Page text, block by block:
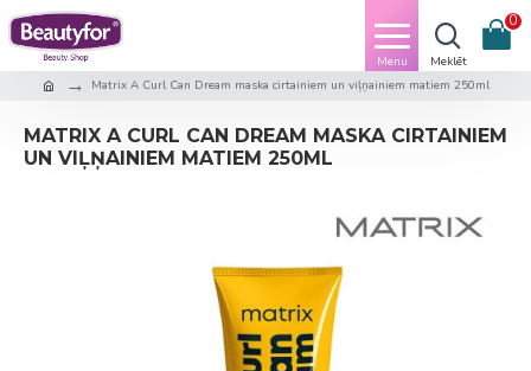
0
Matrix A Curl Can Dream maska cirtainiem un viļņainiem matiem 250ml
MATRIX A CURL CAN DREAM MASKA CIRTAINIEM
UN VIĻŅAINIEM MATIEM 250ML